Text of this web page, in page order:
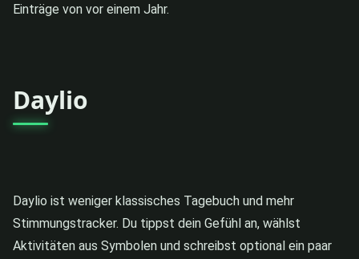
Einträge von vor einem Jahr.
Daylio
Daylio ist weniger klassisches Tagebuch und mehr
Stimmungstracker. Du tippst dein Gefühl an, wählst
Aktivitäten aus Symbolen und schreibst optional ein paar